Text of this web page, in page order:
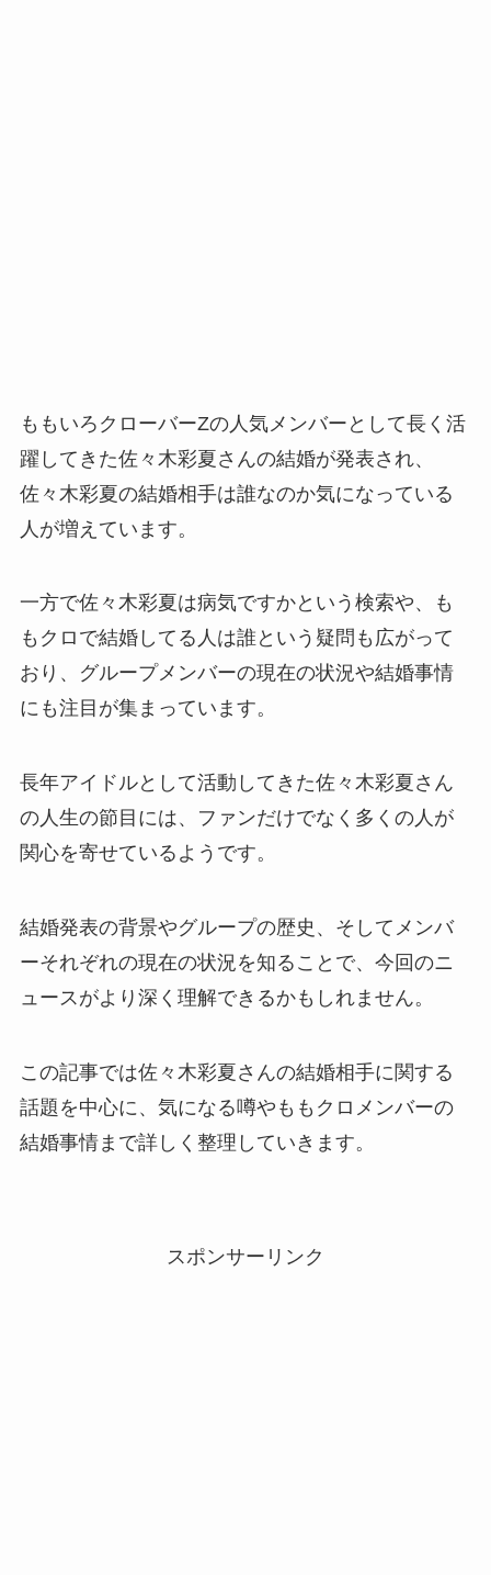
ももいろクローバーZの人気メンバーとして長く活
躍してきた佐々木彩夏さんの結婚が発表され、
佐々木彩夏の結婚相手は誰なのか気になっている
人が増えています。
一方で佐々木彩夏は病気ですかという検索や、も
もクロで結婚してる人は誰という疑問も広がって
おり、グループメンバーの現在の状況や結婚事情
にも注目が集まっています。
長年アイドルとして活動してきた佐々木彩夏さん
の人生の節目には、ファンだけでなく多くの人が
関心を寄せているようです。
結婚発表の背景やグループの歴史、そしてメンバ
ーそれぞれの現在の状況を知ることで、今回のニ
ュースがより深く理解できるかもしれません。
この記事では佐々木彩夏さんの結婚相手に関する
話題を中心に、気になる噂やももクロメンバーの
結婚事情まで詳しく整理していきます。
スポンサーリンク